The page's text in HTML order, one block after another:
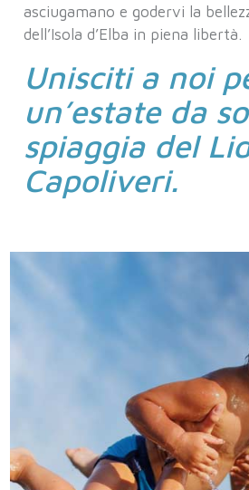
asciugamano e godervi la
dell’Isola d’Elba in piena libertà.
Unisciti a noi
un’estate da
spiaggia del
Capoliveri.